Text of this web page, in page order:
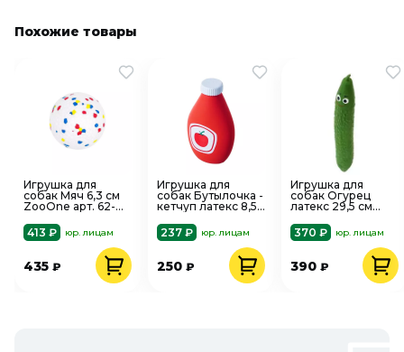
Похожие товары
Игрушка для
собак Мяч 6,3 см
ZooOne арт. 62-
413 ₽
юр. лицам
435 ₽
Игрушка для
собак Бутылочка -
кетчуп латекс 8,5
237 ₽
юр. лицам
250 ₽
Игрушка для
собак Огурец
латекс 29,5 см
370 ₽
юр. лицам
390 ₽